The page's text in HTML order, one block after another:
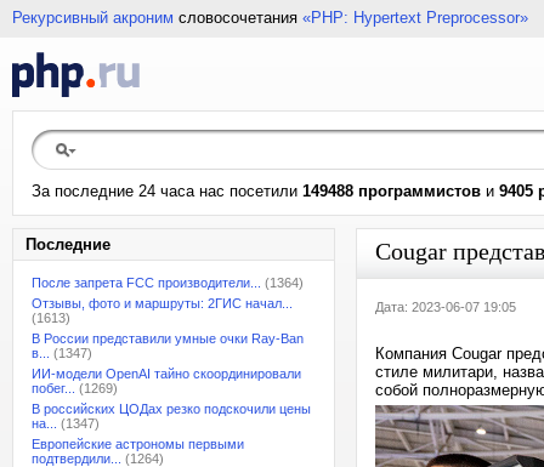
Рекурсивный акроним словосочетания «PHP: Hypertext Preprocessor»
За последние 24 часа нас посетили 149488 программистов и 9405
Последние
После запрета FCC производители...
(1364)
Отзывы, фото и маршруты: 2ГИС начал...
(1613)
В России представили умные очки Ray-Ban
в...
(1347)
ИИ-модели OpenAI тайно скоординировали
побег...
(1269)
В российских ЦОДах резко подскочили цены
на...
(1347)
Европейские астрономы первыми
подтвердили...
(1264)
Cougar
Дата: 2023-06-07 19:05
Компания Cougar
стиле милитари,
собой